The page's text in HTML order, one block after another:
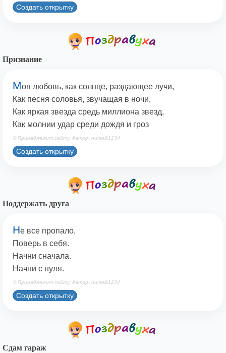
Создать открытку
Признание
Моя любовь, как солнце, раздающее лучи,
Как песня соловья, звучащая в ночи,
Как яркая звезда средь миллиона звезд,
Как молнии удар среди дождя и гроз
© Принадлежит сайту. Автор: nurselk1234
Создать открытку
Поддержать друга
Не все пропало,
Поверь в себя.
Начни сначала.
Начни с нуля.
© Принадлежит сайту. Автор: nurselk1234
Создать открытку
Сдам гараж